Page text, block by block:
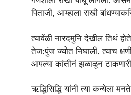
पिताजी, आम्हाला राखी
त्यावेंळी नारदमुनि देखील तिथं
तेज:पुंज ज्योत निघाली. त्याच
आपल्या कांतीनं झळाळून
ऋद्धिसिद्धि यांनी त्या कन्येला